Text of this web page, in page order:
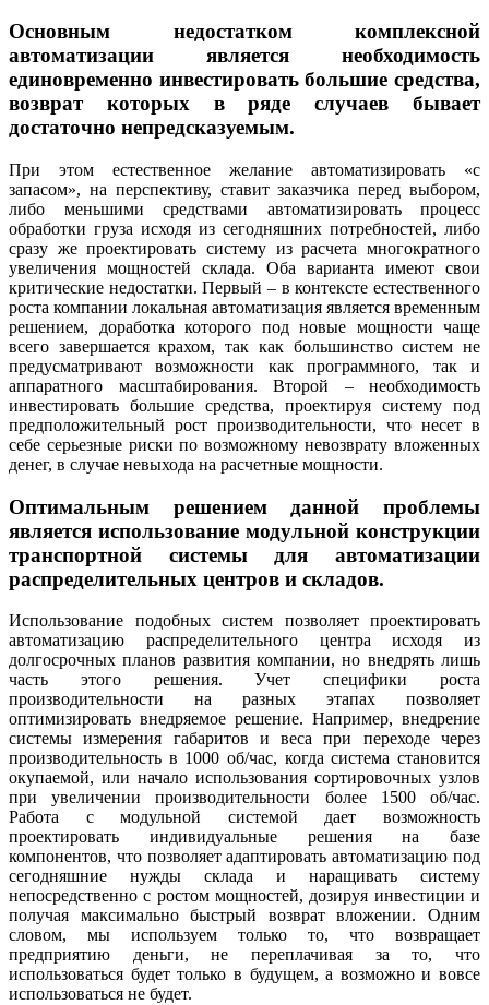
Основным недостатком комплексной
автоматизации является необходимость
единовременно инвестировать большие средства,
возврат которых в ряде случаев бывает
достаточно непредсказуемым.
При этом естественное желание автоматизировать «с
запасом», на перспективу, ставит заказчика перед выбором,
либо меньшими средствами автоматизировать процесс
обработки груза исходя из сегодняшних потребностей, либо
сразу же проектировать систему из расчета многократного
увеличения мощностей склада. Оба варианта имеют свои
критические недостатки. Первый – в контексте естественного
роста компании локальная автоматизация является временным
решением, доработка которого под новые мощности чаще
всего завершается крахом, так как большинство систем не
предусматривают возможности как программного, так и
аппаратного масштабирования. Второй – необходимость
инвестировать большие средства, проектируя систему под
предположительный рост производительности, что несет в
себе серьезные риски по возможному невозврату вложенных
денег, в случае невыхода на расчетные мощности.
Оптимальным решением данной проблемы
является использование модульной конструкции
транспортной системы для автоматизации
распределительных центров и складов.
Использование подобных систем позволяет проектировать
автоматизацию распределительного центра исходя из
долгосрочных планов развития компании, но внедрять лишь
часть этого решения. Учет специфики роста
производительности на разных этапах позволяет
оптимизировать внедряемое решение. Например, внедрение
системы измерения габаритов и веса при переходе через
производительность в 1000 об/час, когда система становится
окупаемой, или начало использования сортировочных узлов
при увеличении производительности более 1500 об/час.
Работа с модульной системой дает возможность
проектировать индивидуальные решения на базе
компонентов, что позволяет адаптировать автоматизацию под
сегодняшние нужды склада и наращивать систему
непосредственно с ростом мощностей, дозируя инвестиции и
получая максимально быстрый возврат вложении. Одним
словом, мы используем только то, что возвращает
предприятию деньги, не переплачивая за то, что
использоваться будет только в будущем, а возможно и вовсе
использоваться не будет.